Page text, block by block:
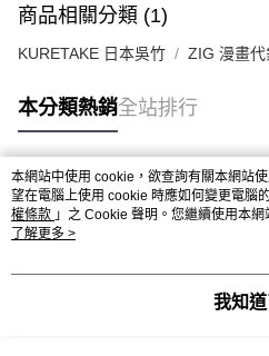
商品相關分類 (1)
KURETAKE 日本吳竹 ZIG 漫畫代
本分類熱銷全站排行
熱門標籤
本網站中使用 cookie，欲查詢有關本網站
望在電腦上使用 cookie 時應如何變更電腦
權條款 」之 Cookie 聲明。您繼續使用本
用條款之 Cookie 聲明使用 cookie。
了解更多 >
我知